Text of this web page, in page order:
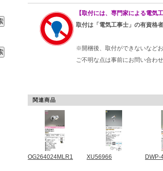
【取付には、専門家による電気
取付は「電気工事士」の有資格
※開梱後、取付ができないなど
ご不明な点は事前にお問い合わせ
関連商品
OG264024MLR1 XU56966 DWP-